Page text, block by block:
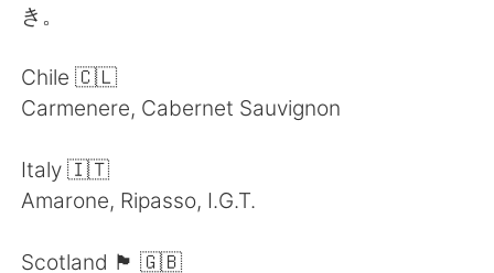
き。
Chile 🇨🇱
Carmenere, Cabernet Sauvignon
Italy 🇮🇹
Amarone, Ripasso, I.G.T.
Scotland 🏴󠁧󠁢󠁳󠁣󠁴󠁿 🇬🇧